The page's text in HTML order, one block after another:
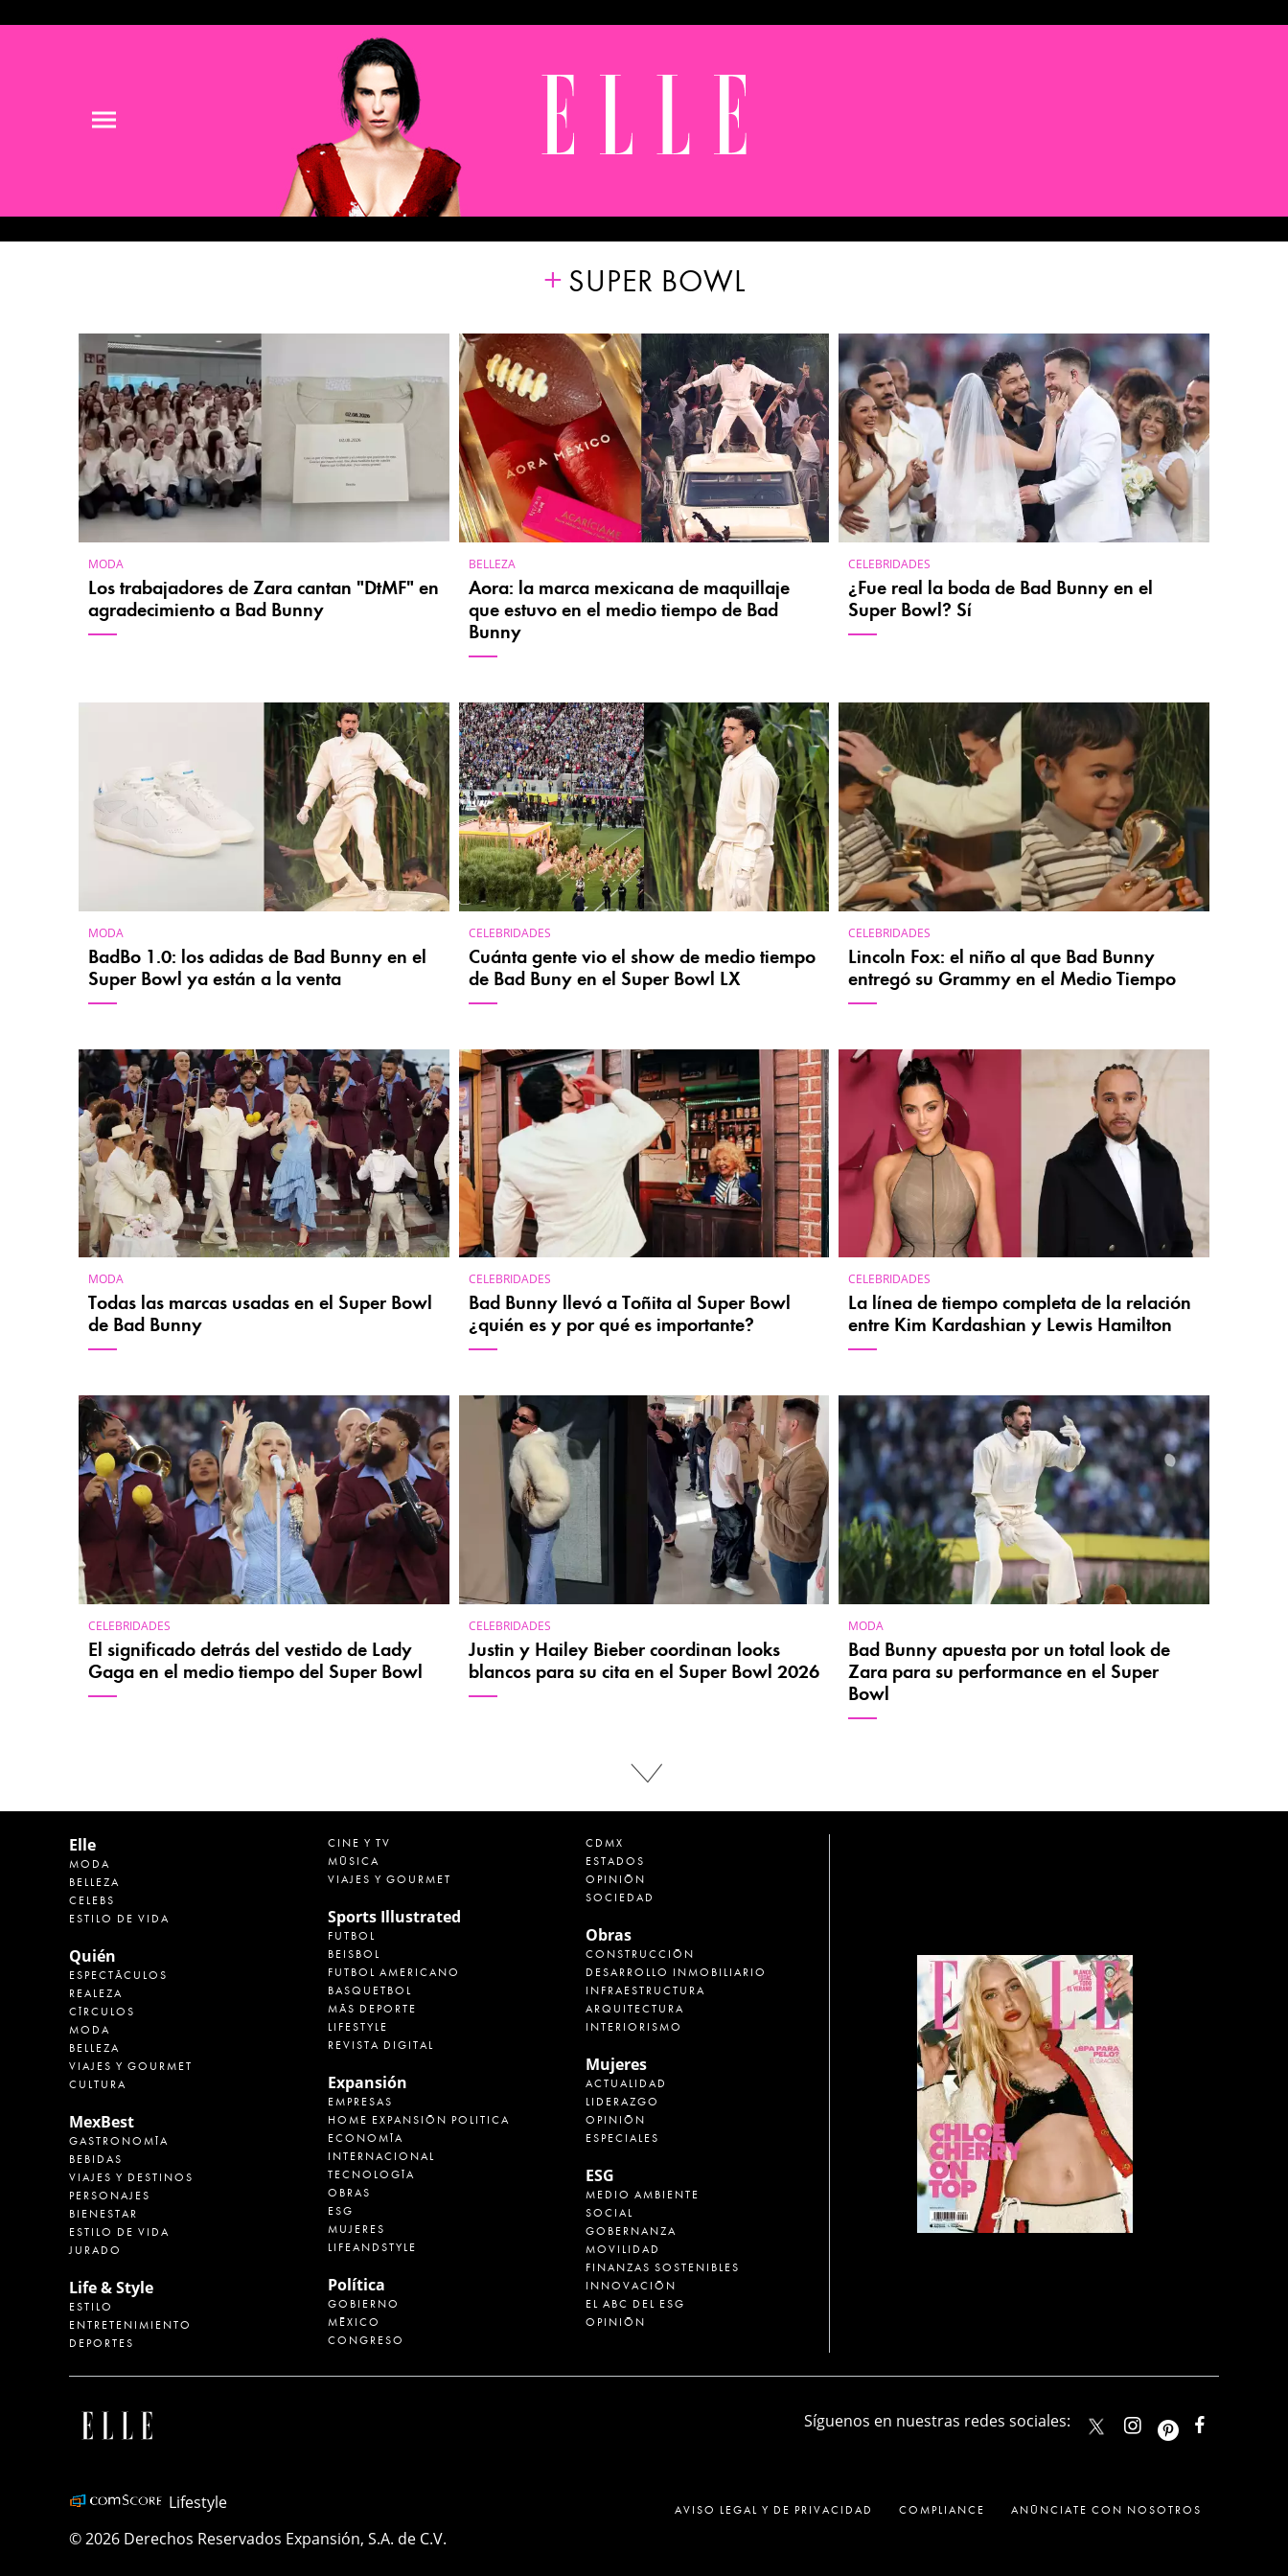
SUPER BOWL
MODA
Los trabajadores de Zara cantan "DtMF" en
agradecimiento a Bad Bunny
BELLEZA
Aora: la marca mexicana de maquillaje
que estuvo en el medio tiempo de Bad
Bunny
CELEBRIDADES
¿Fue real la boda de Bad Bunny en el
Super Bowl? Sí
MODA
BadBo 1.0: los adidas de Bad Bunny en el
Super Bowl ya están a la venta
CELEBRIDADES
Cuánta gente vio el show de medio tiempo
de Bad Buny en el Super Bowl LX
CELEBRIDADES
Lincoln Fox: el niño al que Bad Bunny
entregó su Grammy en el Medio Tiempo
MODA
Todas las marcas usadas en el Super Bowl
de Bad Bunny
CELEBRIDADES
Bad Bunny llevó a Toñita al Super Bowl
¿quién es y por qué es importante?
CELEBRIDADES
La línea de tiempo completa de la relación
entre Kim Kardashian y Lewis Hamilton
CELEBRIDADES
El significado detrás del vestido de Lady
Gaga en el medio tiempo del Super Bowl
CELEBRIDADES
Justin y Hailey Bieber coordinan looks
blancos para su cita en el Super Bowl 2026
MODA
Bad Bunny apuesta por un total look de
Zara para su performance en el Super
Bowl
Elle
MODA
BELLEZA
CELEBS
ESTILO DE VIDA
Quién
ESPECTÁCULOS
REALEZA
CÍRCULOS
MODA
BELLEZA
VIAJES Y GOURMET
CULTURA
MexBest
GASTRONOMÍA
BEBIDAS
VIAJES Y DESTINOS
PERSONAJES
BIENESTAR
ESTILO DE VIDA
JURADO
Life & Style
ESTILO
ENTRETENIMIENTO
DEPORTES
CINE Y TV
MÚSICA
VIAJES Y GOURMET
Sports Illustrated
FUTBOL
BEISBOL
FUTBOL AMERICANO
BASQUETBOL
MÁS DEPORTE
LIFESTYLE
REVISTA DIGITAL
Expansión
EMPRESAS
HOME EXPANSIÓN POLITICA
ECONOMÍA
INTERNACIONAL
TECNOLOGÍA
OBRAS
ESG
MUJERES
LIFEANDSTYLE
Política
GOBIERNO
MÉXICO
CONGRESO
CDMX
ESTADOS
OPINIÓN
SOCIEDAD
Obras
CONSTRUCCIÓN
DESARROLLO INMOBILIARIO
INFRAESTRUCTURA
ARQUITECTURA
INTERIORISMO
Mujeres
ACTUALIDAD
LIDERAZGO
OPINIÓN
ESPECIALES
ESG
MEDIO AMBIENTE
SOCIAL
GOBERNANZA
MOVILIDAD
FINANZAS SOSTENIBLES
INNOVACIÓN
EL ABC DEL ESG
OPINIÓN
AVISO LEGAL Y DE PRIVACIDAD COMPLIANCE ANÚNCIATE CON NOSOTROS
Síguenos en nuestras redes sociales: elle_mexicoellemexico
Lifestyle
© 2026 Derechos Reservados Expansión, S.A. de C.V.